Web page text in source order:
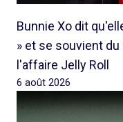
Bunnie Xo dit
» et se souvient
l'affaire Jelly Roll
6 août 2026